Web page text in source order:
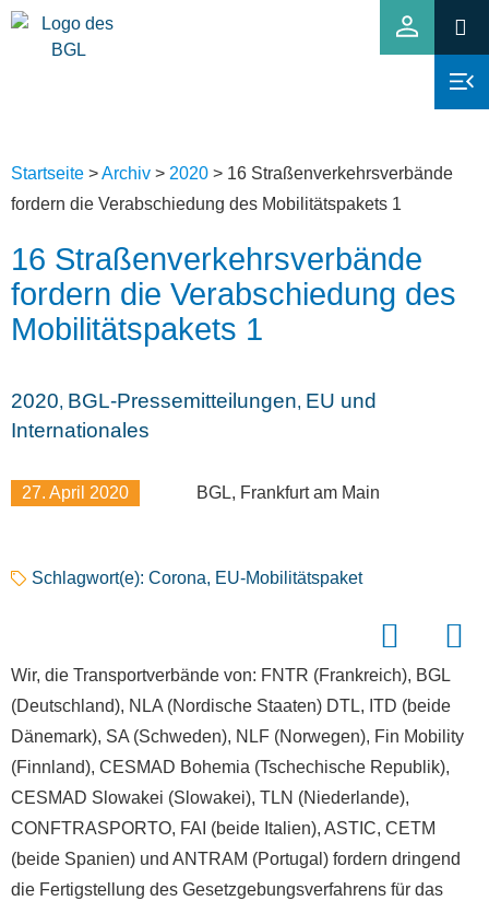
Startseite >Archiv > 2020 > 16 Straßenverkehrsverbände
fordern die Verabschiedung des Mobilitätspakets 1
16 Straßenverkehrsverbände
fordern die Verabschiedung des
Mobilitätspakets 1
2020, BGL-Pressemitteilungen, EU und
Internationales
27. April 2020 BGL, Frankfurt am Main
Schlagwort(e): Corona, EU-Mobilitätspaket
Wir, die Transportverbände von: FNTR (Frankreich), BGL
(Deutschland), NLA (Nordische Staaten) DTL, ITD (beide
Dänemark), SA (Schweden), NLF (Norwegen), Fin Mobility
(Finnland), CESMAD Bohemia (Tschechische Republik),
CESMAD Slowakei (Slowakei), TLN (Niederlande),
CONFTRASPORTO, FAI (beide Italien), ASTIC, CETM
(beide Spanien) und ANTRAM (Portugal) fordern dringend
die Fertigstellung des Gesetzgebungsverfahrens für das